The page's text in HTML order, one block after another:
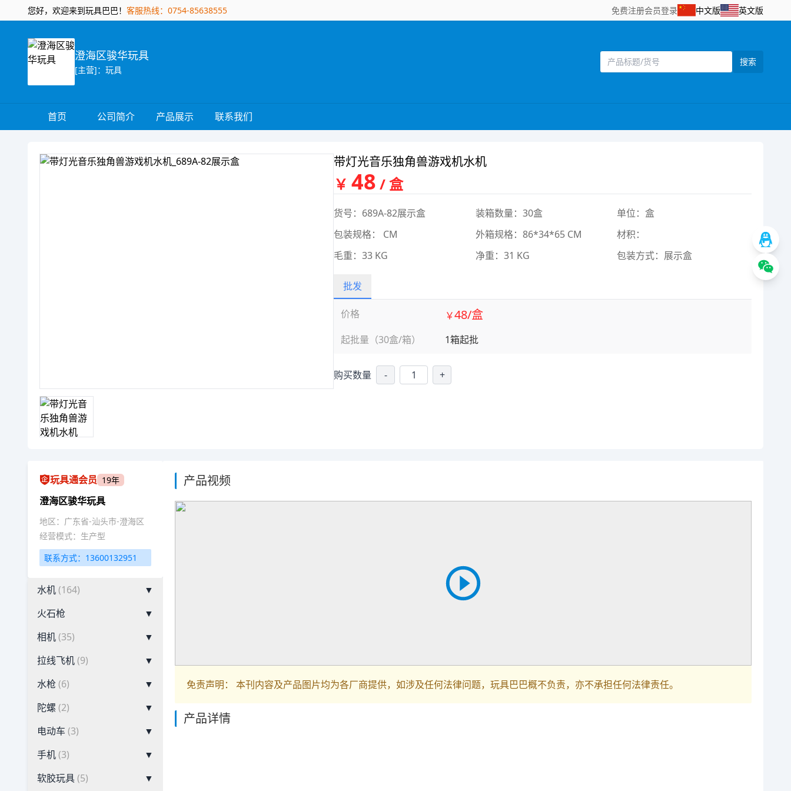
您好，欢迎来到玩具巴巴！ 客服热线：0754-85638555 免费注册会员登录 中文版 英文版
澄海区骏华玩具
[主营]：玩具
搜索
首页 公司简介 产品展示 联系我们
带灯光音乐独角兽游戏机水机
￥ 48 / 盒
货号：689A-82展示盒 装箱数量：30盒
单位：盒
包装规格： CM
外箱规格：86*34*65 CM
材积：
毛重：33 KG
净重：31 KG 包装方式：展示盒
批发
价格
起批量（30盒/箱）
￥48/盒
1箱起批
购买数量 - +
玩具通会员 19年
澄海区骏华玩具
地区：广东省-汕头市-澄海区
经营模式：生产型
联系方式：13600132951
水机(164)
▼
火石枪
▼
相机(35)
▼
拉线飞机(9)
▼
水枪 (6)
▼
陀螺 (2)
▼
电动车 (3)
▼
手机(3)
▼
软胶玩具(5) ▼
产品视频
免责声明： 本刊内容及产品图片均为各厂商提供，如涉及任何法律问题，玩具巴巴概不负责，亦不承担任何法律责任。
产品详情